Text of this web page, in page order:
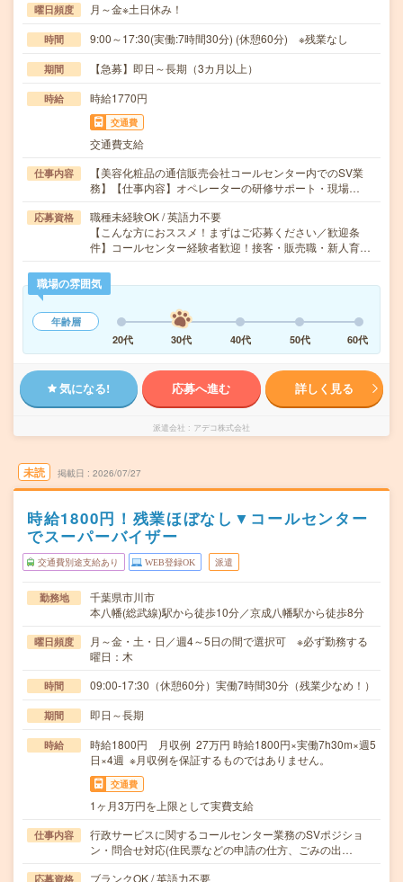
曜日頻度 月～金※土日休み！
時間 9:00～17:30(実働:7時間30分) (休憩60分) ※残業なし
期間 【急募】即日～長期（3カ月以上）
時給 時給1770円
交通費
交通費支給
仕事内容
【美容化粧品の通信販売会社コールセンター内でのSV業
務】【仕事内容】オペレーターの研修サポート・現場…
応募資格
職種未経験OK / 英語力不要
【こんな方におススメ！まずはご応募ください／歓迎条
件】コールセンター経験者歓迎！接客・販売職・新人育…
職場の雰囲気
年齢層
20代
30代 40代 50代 60代
気になる! 応募へ進む 詳しく見る
派遣会社 アデコ株式会社
未読 掲載日 2026/07/27
時給1800円！残業ほぼなし▼コールセンター
でスーパーバイザー
交通費別途支給あり WEB登録OK 派遣
勤務地
千葉県市川市
本八幡(総武線)駅から徒歩10分／京成八幡駅から徒歩8分
曜日頻度
月～金・土・日／週4～5日の間で選択可 ※必ず勤務する
曜日：木
時間 09:00-17:30（休憩60分）実働7時間30分（残業少なめ！）
期間 即日～長期
時給
時給1800円 月収例 27万円 時給1800円×実働7h30m×週5
日×4週 ※月収例を保証するものではありません。
交通費
1ヶ月3万円を上限として実費支給
仕事内容
行政サービスに関するコールセンター業務のSVポジショ
ン・問合せ対応(住民票などの申請の仕方、ごみの出…
応募資格 ブランクOK / 英語力不要